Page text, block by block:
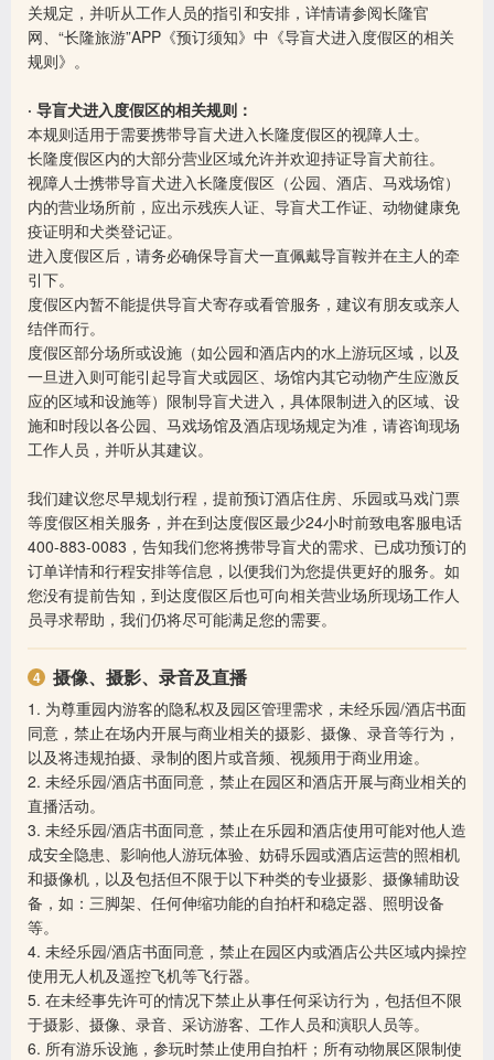
关规定，并听从工作人员的指引和安排，详情请参阅长隆官
网、“长隆旅游”APP《预订须知》中《导盲犬进入度假区的相关
规则》。
· 导盲犬进入度假区的相关规则：
本规则适用于需要携带导盲犬进入长隆度假区的视障人士。
长隆度假区内的大部分营业区域允许并欢迎持证导盲犬前往。
视障人士携带导盲犬进入长隆度假区（公园、酒店、马戏场馆）
内的营业场所前，应出示残疾人证、导盲犬工作证、动物健康免
疫证明和犬类登记证。
进入度假区后，请务必确保导盲犬一直佩戴导盲鞍并在主人的牵
引下。
度假区内暂不能提供导盲犬寄存或看管服务，建议有朋友或亲人
结伴而行。
度假区部分场所或设施（如公园和酒店内的水上游玩区域，以及
一旦进入则可能引起导盲犬或园区、场馆内其它动物产生应激反
应的区域和设施等）限制导盲犬进入，具体限制进入的区域、设
施和时段以各公园、马戏场馆及酒店现场规定为准，请咨询现场
工作人员，并听从其建议。
我们建议您尽早规划行程，提前预订酒店住房、乐园或马戏门票
等度假区相关服务，并在到达度假区最少24小时前致电客服电话
400-883-0083，告知我们您将携带导盲犬的需求、已成功预订的
订单详情和行程安排等信息，以便我们为您提供更好的服务。如
您没有提前告知，到达度假区后也可向相关营业场所现场工作人
员寻求帮助，我们仍将尽可能满足您的需要。
摄像、摄影、录音及直播
1. 为尊重园内游客的隐私权及园区管理需求，未经乐园/酒店书面
同意，禁止在场内开展与商业相关的摄影、摄像、录音等行为，
以及将违规拍摄、录制的图片或音频、视频用于商业用途。
2. 未经乐园/酒店书面同意，禁止在园区和酒店开展与商业相关的
直播活动。
3. 未经乐园/酒店书面同意，禁止在乐园和酒店使用可能对他人造
成安全隐患、影响他人游玩体验、妨碍乐园或酒店运营的照相机
和摄像机，以及包括但不限于以下种类的专业摄影、摄像辅助设
备，如：三脚架、任何伸缩功能的自拍杆和稳定器、照明设备
等。
4. 未经乐园/酒店书面同意，禁止在园区内或酒店公共区域内操控
使用无人机及遥控飞机等飞行器。
5. 在未经事先许可的情况下禁止从事任何采访行为，包括但不限
于摄影、摄像、录音、采访游客、工作人员和演职人员等。
6. 所有游乐设施，参玩时禁止使用自拍杆；所有动物展区限制使